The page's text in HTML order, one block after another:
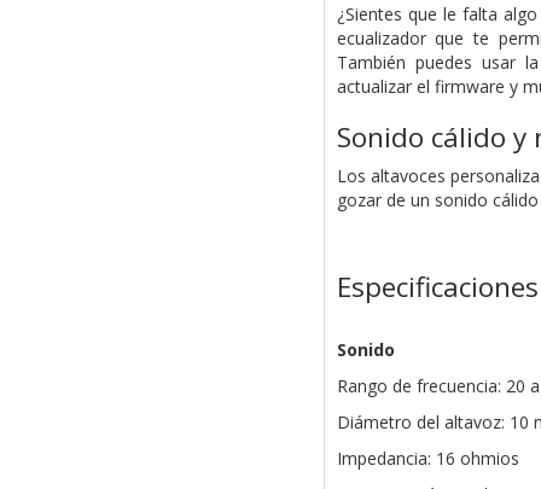
¿Sientes que le falta
ecualizador que te
También puedes usar
actualizar el firmware y
Sonido cálido
Los altavoces
gozar de un sonido
Especificaciones
Sonido
Rango de frecuencia: 20
Diámetro del altavoz: 10
Impedancia: 16 ohmios